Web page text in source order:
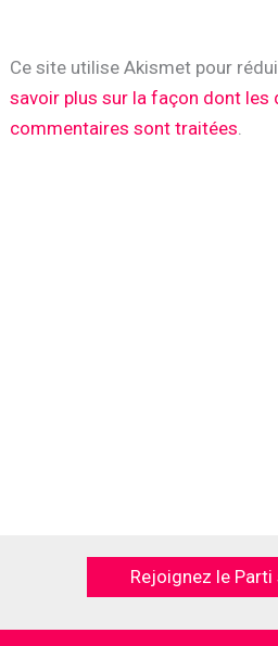
Ce site utilise Akismet pour
savoir plus sur la façon dont les
commentaires sont traitées
Rejoignez le